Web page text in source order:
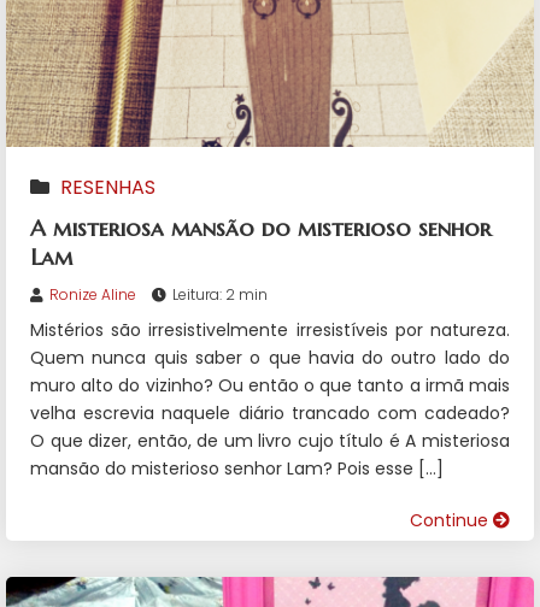
RESENHAS
A misteriosa mansão do misterioso senhor
Lam
Ronize Aline Leitura: 2 min
Mistérios são irresistivelmente irresistíveis por natureza.
Quem nunca quis saber o que havia do outro lado do
muro alto do vizinho? Ou então o que tanto a irmã mais
velha escrevia naquele diário trancado com cadeado?
O que dizer, então, de um livro cujo título é A misteriosa
mansão do misterioso senhor Lam? Pois esse […]
Continue